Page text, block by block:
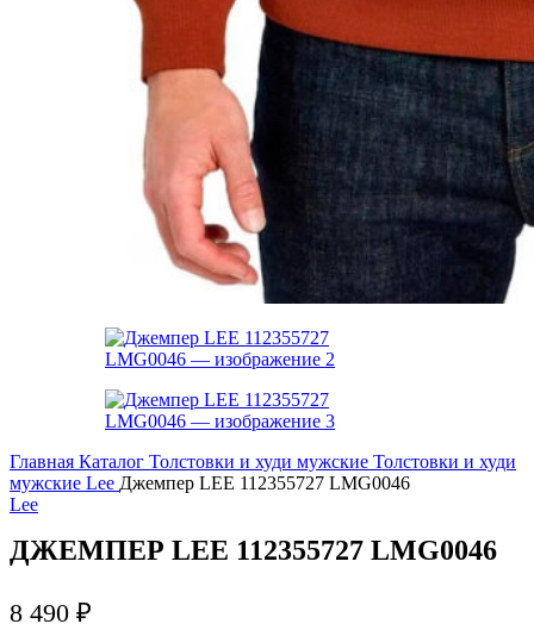
Главная Каталог Толстовки и худи мужские Толстовки и худи
мужские Lee Джемпер LEE 112355727 LMG0046
Lee
ДЖЕМПЕР LEE 112355727 LMG0046
8 490 ₽